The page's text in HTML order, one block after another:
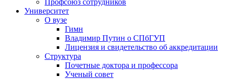
Профсоюз сотрудников
Университет
О вузе
Гимн
Владимир Путин о СПбГУП
Лицензия и свидетельство об аккредитации
Структура
Почетные доктора и профессора
Ученый совет